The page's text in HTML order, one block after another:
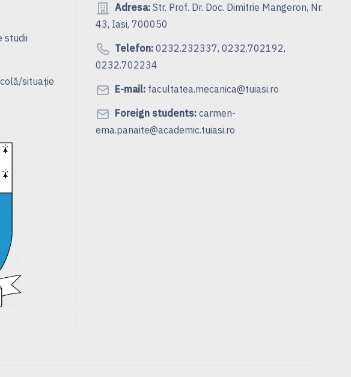
studii
situație
Adresa:Str. Prof. Dr. Doc. Dimitrie Mangeron, Nr.
43, Iasi, 700050
Telefon:0232.232337, 0232.702192,
0232.702234
E-mail:facultatea.mecanica@tuiasi.ro
Foreign students:carmen-
ema.panaite@academic.tuiasi.ro